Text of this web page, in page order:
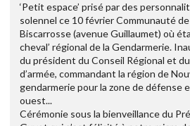
‘Petit espace’ prisé par des
solennel ce 10 février Communauté
Biscarrosse (avenue Guillaumet) où
cheval’ régional de la Gendarmerie.
du président du Conseil Régional et
d’armée, commandant la région de
gendarmerie pour la zone de défense
ouest...
Cérémonie sous la bienveillance du